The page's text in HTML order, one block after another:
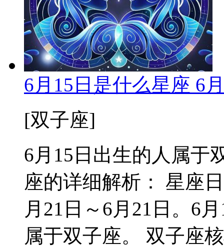
6月15日是什么星座 6
[双子座]
6月15日出生的人属于
座的详细解析： 星座
月21日～6月21日。6
属于双子座。 双子座